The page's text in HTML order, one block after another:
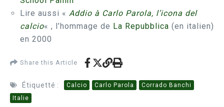
Lire aussi « Addio à Carlo Parola, l’icona del
calcio« , l’hommage de La Repubblica (en italien)
en 2000
Share this Article
Étiquetté : Calcio Carlo Parola
Corrado Banchi
Italie